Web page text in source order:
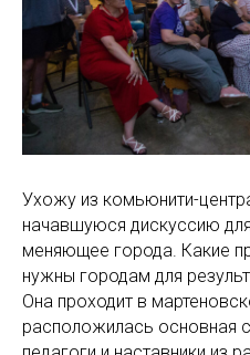
Ухожу из комьюнити-
начавшуюся дискуссию
меняющее города. Какие
нужны городам для
Она проходит в
расположилась основная